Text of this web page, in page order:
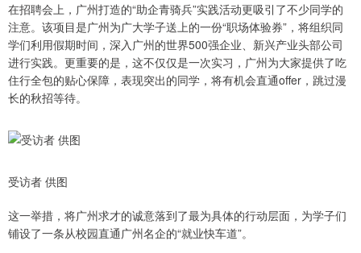
在招聘会上，广州打造的“助企青骑兵”实践活动更吸引了不少同学的
注意。该项目是广州为广大学子送上的一份“职场体验券”，将组织同
学们利用假期时间，深入广州的世界500强企业、新兴产业头部公司
进行实践。更重要的是，这不仅仅是一次实习，广州为大家提供了吃
住行全包的贴心保障，表现突出的同学，将有机会直通offer，跳过漫
长的秋招等待。
受访者 供图
这一举措，将广州求才的诚意落到了最为具体的行动层面，为学子们
铺设了一条从校园直通广州名企的“就业快车道”。